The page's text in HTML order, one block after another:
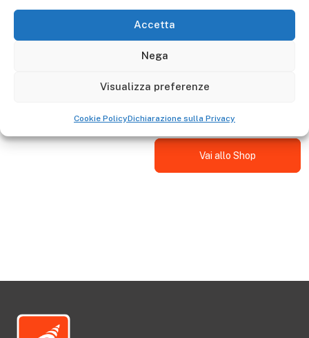
Accetta
Nega
Visualizza preferenze
Cookie PolicyDichiarazione sulla Privacy
AL225 - AL235 - AL255 - AL275 e AL610 - AL620 - AL630 -
Vai allo Shop